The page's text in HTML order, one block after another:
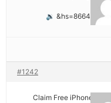
#1242
* * * Claim Free iPhone